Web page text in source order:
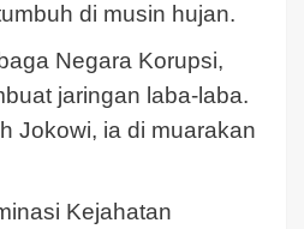
di musin hujan.
Negara Korupsi,
jaringan laba-laba.
Jokowi, ia di muarakan
Kejahatan